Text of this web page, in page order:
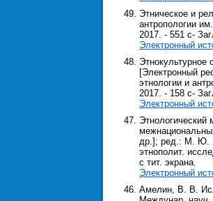
Этническое и
антропологии
2017. - 551 с-
Электронный
Этнокультурное
[Электронный
этнологии и
2017. - 158 с-
Электронный
Этнологический
др.]; ред.: М. Ю.
этнополит.
с тит. экрана.
Электронный
Амелин, В. В.